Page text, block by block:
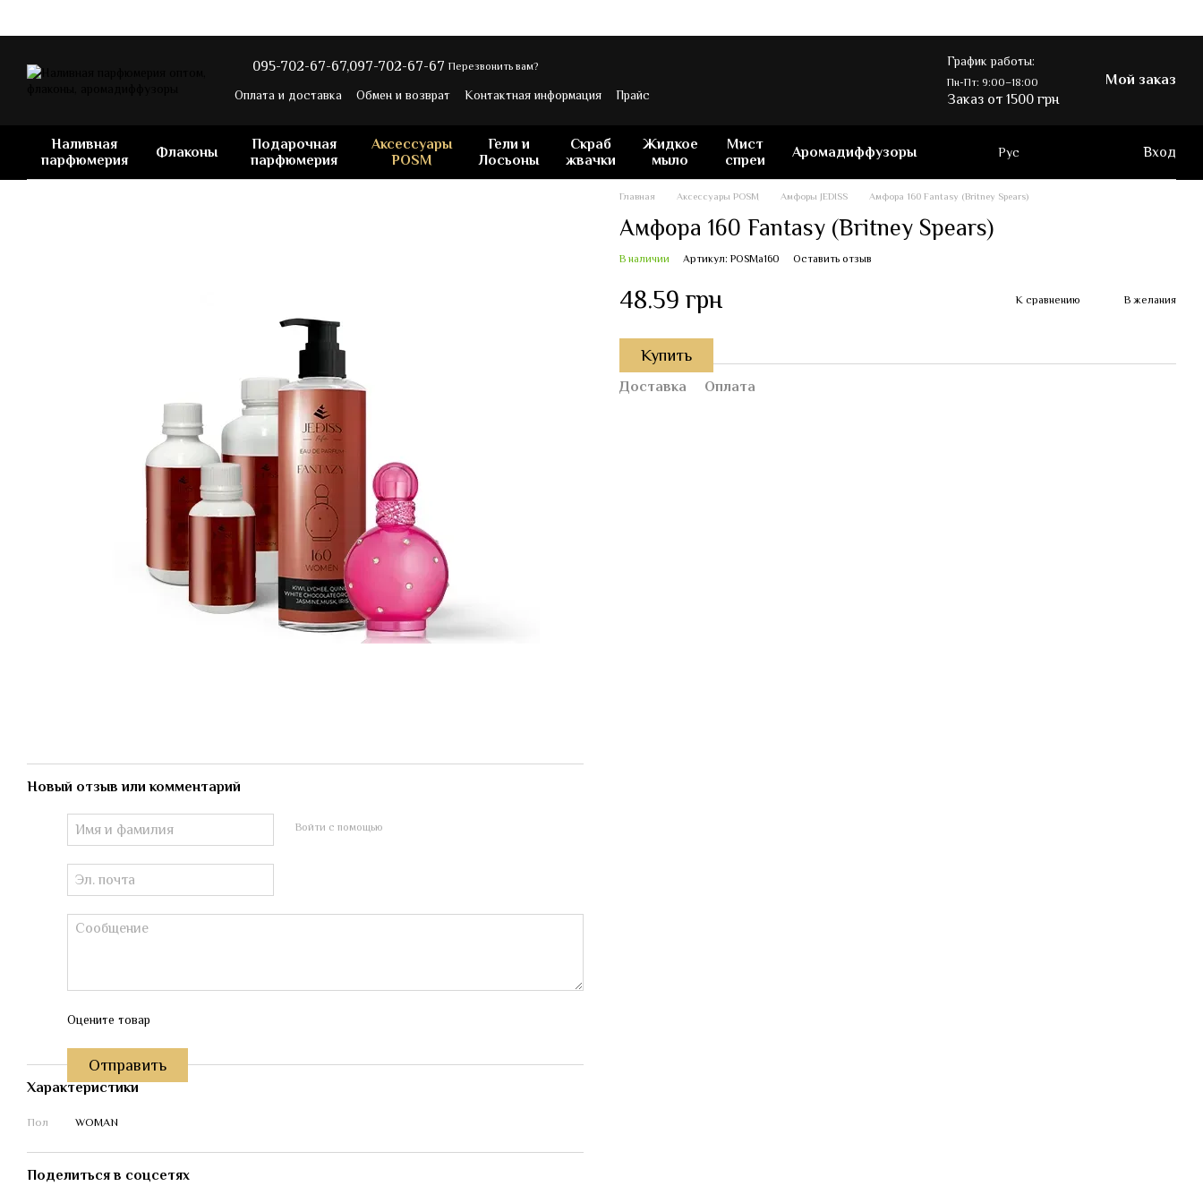
095-702-67-67,097-702-67-67 Перезвонить вам?
Оплата и доставка Обмен и возврат Контактная информация Прайс
График работы:
Пн-Пт: 9:00–18:00
Заказ от 1500 грн
Мой заказ
Наливная
парфюмерия
Флаконы
Подарочная
парфюмерия
Аксессуары
POSM
Гели и
Лосьоны
Скраб
жвачки
Жидкое
мыло
Мист
спреи
Аромадиффузоры Рус Вход
Новый отзыв или комментарий
Войти с помощью
Оцените товар
Отправить
Характеристики
Пол WOMAN
Поделиться в соцсетях
Главная Аксессуары POSM Амфоры JEDISS Амфора 160 Fantasy (Britney Spears)
Амфора 160 Fantasy (Britney Spears)
В наличии Артикул: POSMa160 Оставить отзыв
48.59 грн К сравнению В желания
Купить
Доставка Оплата